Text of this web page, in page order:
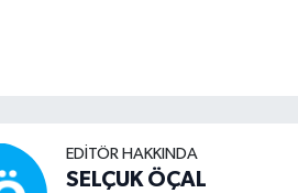
EDITÖR HAKKINDA
SELÇUK ÖÇAL